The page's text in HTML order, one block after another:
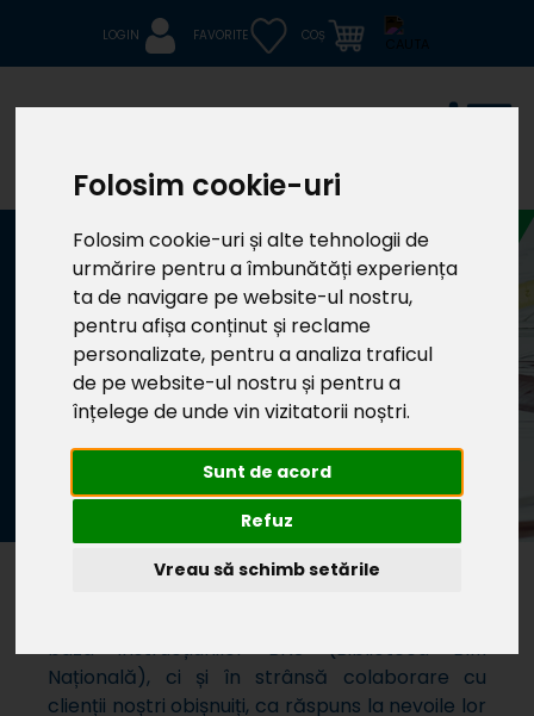
Folosim cookie-uri
Folosim cookie-uri și alte tehnologii de
urmărire pentru a îmbunătăți experiența
ta de navigare pe website-ul nostru,
pentru afișa conținut și reclame
personalizate, pentru a analiza traficul
de pe website-ul nostru și pentru a
înțelege de unde vin vizitatorii noștri.
Sunt de acord
Refuz
Vreau să schimb setările
LOGIN FAVORITE COȘ
BIM
RAWLPLUG
Aplicația on-line cu un
portofoliu complet de
modele, vizualizări de
plan și desene tehnice
baza instrucțiunilor BNS (Biblioteca BIM
Națională), ci și în strânsă colaborare cu
clienții noștri obișnuiți, ca răspuns la nevoile lor